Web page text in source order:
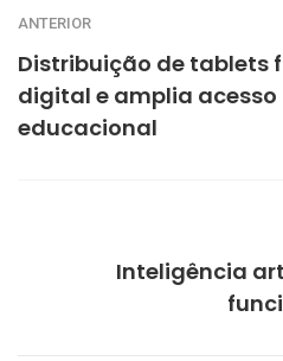
ANTERIOR
Distribuição de tablets
digital e amplia
educacional
Inteligência